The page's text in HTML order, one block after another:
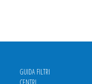
GUIDA FILTRI